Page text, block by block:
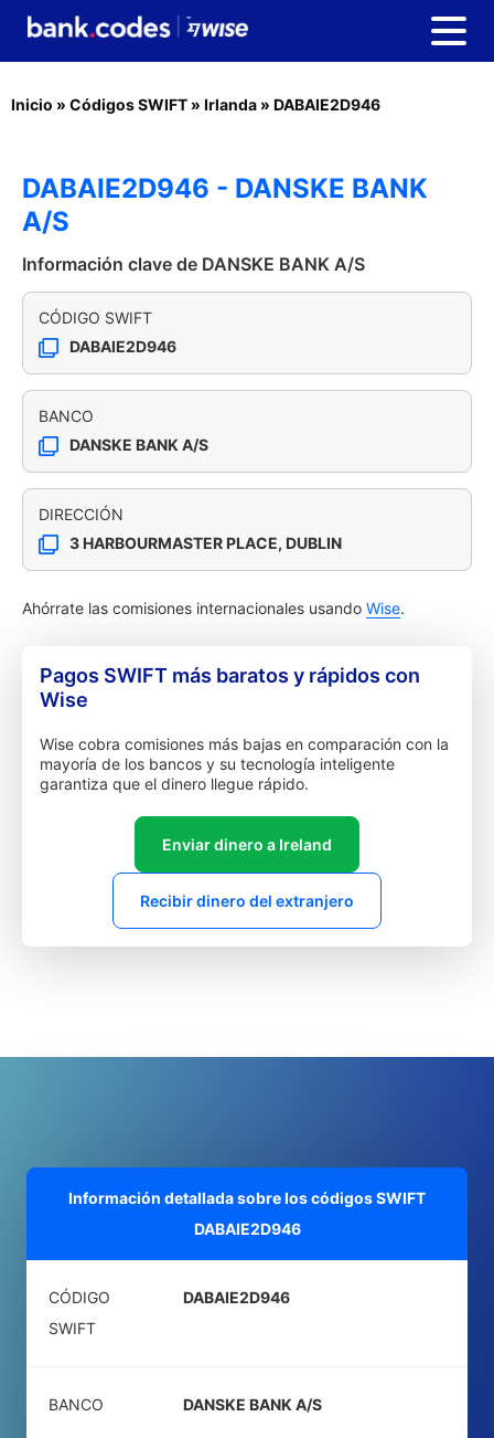
Inicio » Códigos SWIFT » Irlanda » DABAIE2D946
DABAIE2D946 - DANSKE BANK
A/S
Información clave de DANSKE BANK A/S
CÓDIGO SWIFT
DABAIE2D946
BANCO
DANSKE BANK A/S
DIRECCIÓN
3 HARBOURMASTER PLACE, DUBLIN
Ahórrate las comisiones internacionales usando Wise.
Pagos SWIFT más baratos y rápidos con
Wise
Wise cobra comisiones más bajas en comparación con la
mayoría de los bancos y su tecnología inteligente
garantiza que el dinero llegue rápido.
Enviar dinero a Ireland
Recibir dinero del extranjero
Información detallada sobre los códigos SWIFT
DABAIE2D946
CÓDIGO
SWIFT
DABAIE2D946
BANCO DANSKE BANK A/S